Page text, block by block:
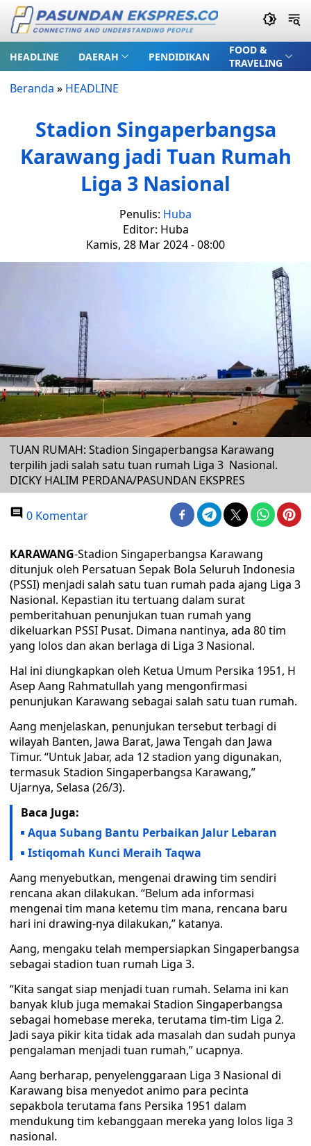
HEADLINE DAERAH PENDIDIKAN
FOOD &
TRAVELING
Beranda » HEADLINE
Stadion Singaperbangsa
Karawang jadi Tuan Rumah
Liga 3 Nasional
Penulis: Huba
Editor: Huba
Kamis, 28 Mar 2024 - 08:00
TUAN RUMAH: Stadion Singaperbangsa Karawang
terpilih jadi salah satu tuan rumah Liga 3 Nasional.
DICKY HALIM PERDANA/PASUNDAN EKSPRES
0 Komentar
KARAWANG-Stadion Singaperbangsa Karawang
ditunjuk oleh Persatuan Sepak Bola Seluruh Indonesia
(PSSI) menjadi salah satu tuan rumah pada ajang Liga 3
Nasional. Kepastian itu tertuang dalam surat
pemberitahuan penunjukan tuan rumah yang
dikeluarkan PSSI Pusat. Dimana nantinya, ada 80 tim
yang lolos dan akan berlaga di Liga 3 Nasional.
Hal ini diungkapkan oleh Ketua Umum Persika 1951, H
Asep Aang Rahmatullah yang mengonfirmasi
penunjukan Karawang sebagai salah satu tuan rumah.
Aang menjelaskan, penunjukan tersebut terbagi di
wilayah Banten, Jawa Barat, Jawa Tengah dan Jawa
Timur. “Untuk Jabar, ada 12 stadion yang digunakan,
termasuk Stadion Singaperbangsa Karawang,”
Ujarnya, Selasa (26/3).
Baca Juga:
Aqua Subang Bantu Perbaikan Jalur Lebaran
Istiqomah Kunci Meraih Taqwa
Aang menyebutkan, mengenai drawing tim sendiri
rencana akan dilakukan. “Belum ada informasi
mengenai tim mana ketemu tim mana, rencana baru
hari ini drawing-nya dilakukan,” katanya.
Aang, mengaku telah mempersiapkan Singaperbangsa
sebagai stadion tuan rumah Liga 3.
“Kita sangat siap menjadi tuan rumah. Selama ini kan
banyak klub juga memakai Stadion Singaperbangsa
sebagai homebase mereka, terutama tim-tim Liga 2.
Jadi saya pikir kita tidak ada masalah dan sudah punya
pengalaman menjadi tuan rumah,” ucapnya.
Aang berharap, penyelenggaraan Liga 3 Nasional di
Karawang bisa menyedot animo para pecinta
sepakbola terutama fans Persika 1951 dalam
mendukung tim kebanggaan mereka yang lolos liga 3
nasional.